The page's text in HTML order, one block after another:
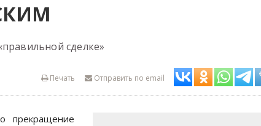
сделке»
Отправить по email
Печать
прекращение